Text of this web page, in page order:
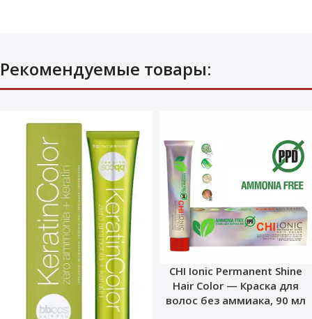
Рекомендуемые товары:
CHI Ionic Permanent Shine
Hair Color — Краска для
волос без аммиака, 90 мл